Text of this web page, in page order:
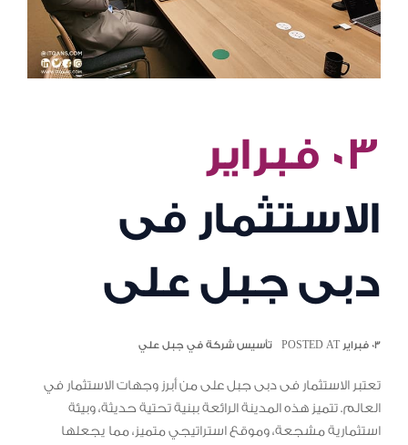
٠٣ فبراير
الاستثمار فى
دبى جبل على
٠٣ فبراير POSTED AT تأسيس شركة في جبل علي
تعتبر الاستثمار فى دبى جبل على من أبرز وجهات الاستثمار في
العالم. تتميز هذه المدينة الرائعة ببنية تحتية حديثة، وبيئة
استثمارية مشجعة، وموقع استراتيجي متميز، مما يجعلها